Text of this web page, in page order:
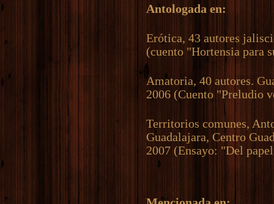
Antologada en:
Erótica, 43 autores
(cuento "Hortensia para
Amatoria, 40 autores.
2006 (Cuento "Preludio
Territorios comunes,
Guadalajara, Centro
2007 (Ensayo: "Del